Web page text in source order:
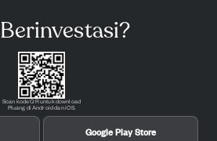
Scan kode QR untuk download
Pluang di Android dan iOS.
Google Play Store